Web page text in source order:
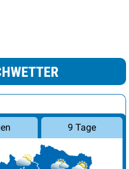
9 Tage